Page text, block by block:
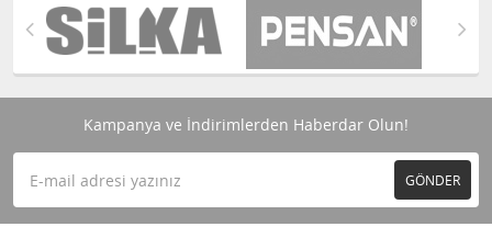
Kampanya ve İndirimlerden Haberdar Olun!
GÖNDER